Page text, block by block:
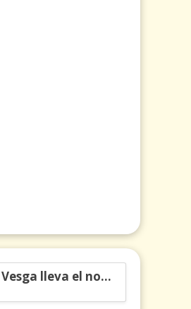
Carlos Manuel Vesga lleva el nombre de Colombia a los Emmy